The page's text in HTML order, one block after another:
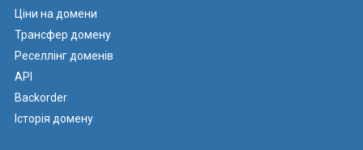
Ціни на домени
Трансфер домену
Реселлінг доменів
API
Backorder
Історія домену